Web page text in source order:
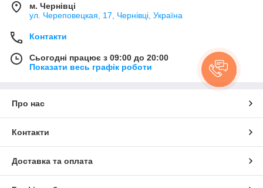
м. Чернівці
ул. Череповецкая, 17, Чернівці, Україна
Контакти
Сьогодні працює з 09:00 до 20:00
Показати весь графік роботи
Про нас
Контакти
Доставка та оплата